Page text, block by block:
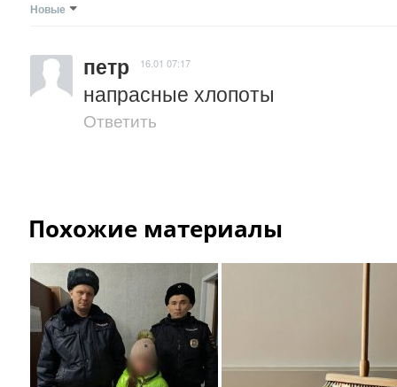
Новые
петр 16.01 07:17
напрасные хлопоты
Ответить
Похожие материалы